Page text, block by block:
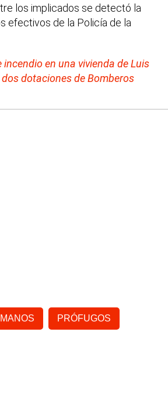
los implicados se detectó la
efectivos de la Policía de la
incendio en una vivienda de Luis
dotaciones de Bomberos
PRÓFUGOS